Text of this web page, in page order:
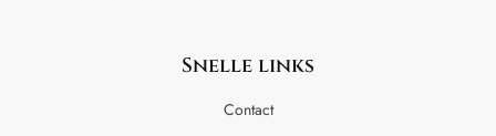
Snelle links
Contact